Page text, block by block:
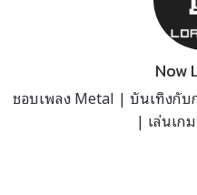
Now
ชอบเพลง Metal | บันเทิงกับ
| เล่นเก